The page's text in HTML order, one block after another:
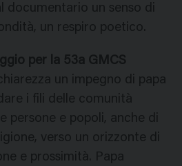
documentario un senso di
un respiro poetico.
per la 53a GMCS
un impegno di papa
i fili delle comunità
persone e popoli, anche di
verso un orizzonte di
e prossimità. Papa